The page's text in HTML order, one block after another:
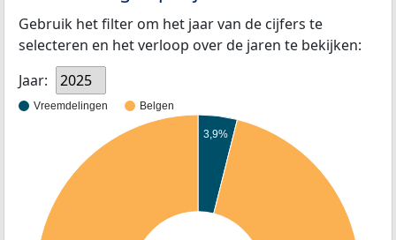
Gebruik het filter om het jaar van de cijfers te
selecteren en het verloop over de jaren te bekijken:
Jaar:
2025
Vreemdelingen Belgen
3,9%